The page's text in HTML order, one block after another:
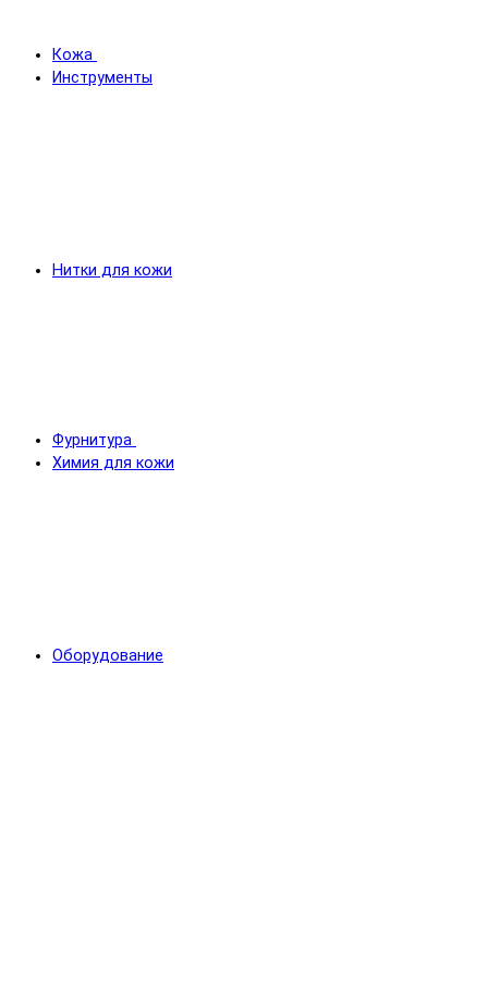
Кожа
Инструменты
Нитки для кожи
Фурнитура
Химия для кожи
Оборудование